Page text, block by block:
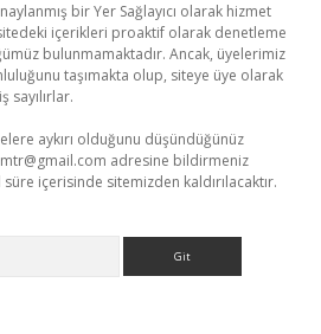
bir Yer Sağlayıcı olarak hizmet
içerikleri proaktif olarak denetleme
bulunmamaktadır. Ancak, üyelerimiz
taşımakta olup, siteye üye olarak
sayılırlar.
aykırı olduğunu düşündüğünüz
adresine bildirmeniz
içerisinde sitemizden kaldırılacaktır.